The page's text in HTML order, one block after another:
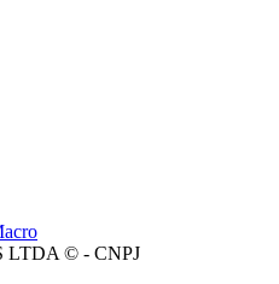
LTDA © - CNPJ